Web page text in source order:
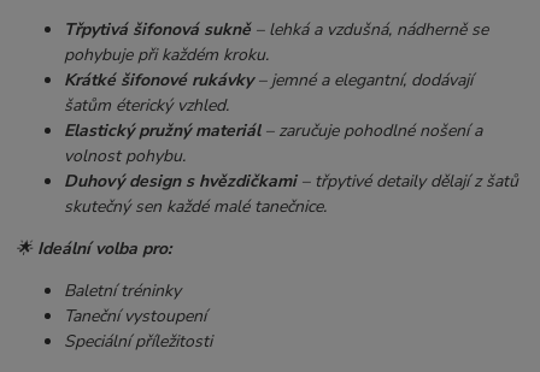
Třpytivá šifonová sukně– lehká a vzdušná, nádherně se
pohybuje při každém kroku.
Krátké šifonové rukávky– jemné a elegantní, dodávají
šatům éterický vzhled.
Elastický pružný materiál– zaručuje pohodlné nošení a
volnost pohybu.
Duhový design s hvězdičkami– třpytivé detaily dělají z šatů
skutečný sen každé malé tanečnice.
🌟 Ideální volba pro:
Baletní tréninky
Taneční vystoupení
Speciální příležitosti